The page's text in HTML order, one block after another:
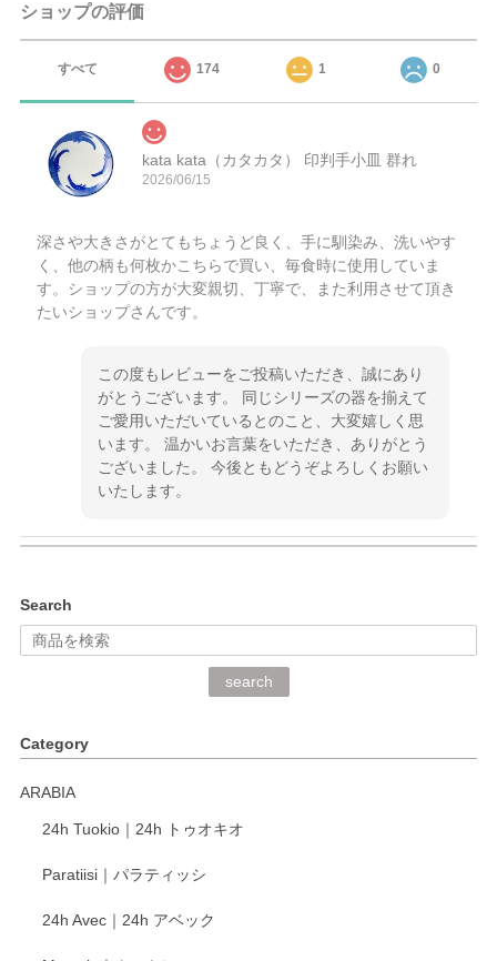
ショップの評価
すべて 174 1 0
kata kata（カタカタ） 印判手小皿 群れ
2026/06/15
深さや大きさがとてもちょうど良く、手に馴染み、洗いやす
く、他の柄も何枚かこちらで買い、毎食時に使用していま
す。ショップの方が大変親切、丁寧で、また利用させて頂き
たいショップさんです。
この度もレビューをご投稿いただき、誠にあり
がとうございます。 同じシリーズの器を揃えて
ご愛用いただいているとのこと、大変嬉しく思
います。 温かいお言葉をいただき、ありがとう
ございました。 今後ともどうぞよろしくお願い
いたします。
深さや大きさがとてもちょうど良く、手に馴染み、洗いやす
く、他の柄も何枚かこちらで買い、毎食時に使用していま
く交換して下さいました。
がとうございます。 同じシリーズの器を揃えて
います。 温かいお言葉をいただき、ありがとう
いたします。
Search
search
Category
ARABIA
24h Tuokio｜24h トゥオキオ
Paratiisi｜パラティッシ
24h Avec｜24h アベック